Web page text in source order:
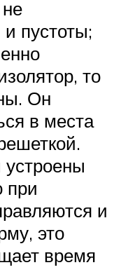
пустоты;
то
Он
в места
при
и
это
время